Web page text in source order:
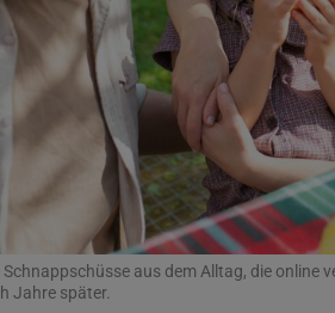
aus dem Alltag, die online
Jahre später.